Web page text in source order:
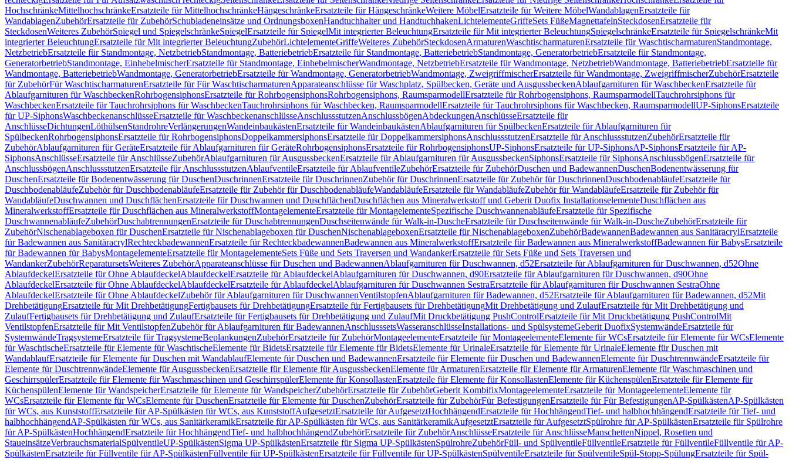
HochschränkeMittelhochschränkeErsatzteile für MittelhochschränkeHängeschränkeErsatzteile für HängeschränkeWeitere MöbelErsatzteile für Weitere MöbelWandablagenErsatzteile für
WandablagenZubehörErsatzteile für ZubehörSchubladeneinsätze und OrdnungsboxenHandtuchhalter und HandtuchhakenLichtelementeGriffeSets FüßeMagnettafelnSteckdosenErsatzteile für
SteckdosenWeiteres ZubehörSpiegel und SpiegelschränkeSpiegelErsatzteile für SpiegelMit integrierter BeleuchtungErsatzteile für Mit integrierter BeleuchtungSpiegelschränkeErsatzteile für SpiegelschränkeMit
integrierter BeleuchtungErsatzteile für Mit integrierter BeleuchtungZubehörLichtelementeGriffeWeiteres ZubehörSteckdosenArmaturenWaschtischarmaturenErsatzteile für WaschtischarmaturenStandmontage,
NetzbetriebErsatzteile für Standmontage, NetzbetriebStandmontage, BatteriebetriebErsatzteile für Standmontage, BatteriebetriebStandmontage, GeneratorbetriebErsatzteile für Standmontage,
GeneratorbetriebStandmontage, EinhebelmischerErsatzteile für Standmontage, EinhebelmischerWandmontage, NetzbetriebErsatzteile für Wandmontage, NetzbetriebWandmontage, BatteriebetriebErsatzteile für
Wandmontage, BatteriebetriebWandmontage, GeneratorbetriebErsatzteile für Wandmontage, GeneratorbetriebWandmontage, ZweigriffmischerErsatzteile für Wandmontage, ZweigriffmischerZubehörErsatzteile
für ZubehörFür WaschtischarmaturenErsatzteile für Für WaschtischarmaturenApparateanschlüsse für Waschplatz, Spülbecken, Geräte und AusgussbeckenAblaufgarnituren für WaschbeckenErsatzteile für
Ablaufgarnituren für WaschbeckenRohrbogensiphonsErsatzteile für RohrbogensiphonsRohrbogensiphons, RaumsparmodellErsatzteile für Rohrbogensiphons, RaumsparmodellTauchrohrsiphons für
WaschbeckenErsatzteile für Tauchrohrsiphons für WaschbeckenTauchrohrsiphons für Waschbecken, RaumsparmodellErsatzteile für Tauchrohrsiphons für Waschbecken, RaumsparmodellUP-SiphonsErsatzteile
für UP-SiphonsWaschbeckenanschlüsseErsatzteile für WaschbeckenanschlüsseAnschlussstutzenAnschlussbögenAbdeckungenAnschlüsseErsatzteile für
AnschlüsseDichtungenLöthülsenStandrohreVerlängerungenWandeinbaukästenErsatzteile für WandeinbaukästenAblaufgarnituren für SpülbeckenErsatzteile für Ablaufgarnituren für
SpülbeckenRohrbogensiphonsErsatzteile für RohrbogensiphonsDoppelkammersiphonsErsatzteile für DoppelkammersiphonsAnschlussstutzenErsatzteile für AnschlussstutzenZubehörErsatzteile für
ZubehörAblaufgarnituren für GeräteErsatzteile für Ablaufgarnituren für GeräteRohrbogensiphonsErsatzteile für RohrbogensiphonsUP-SiphonsErsatzteile für UP-SiphonsAP-SiphonsErsatzteile für AP-
SiphonsAnschlüsseErsatzteile für AnschlüsseZubehörAblaufgarnituren für AusgussbeckenErsatzteile für Ablaufgarnituren für AusgussbeckenSiphonsErsatzteile für SiphonsAnschlussbögenErsatzteile für
AnschlussbögenAnschlussstutzenErsatzteile für AnschlussstutzenAblaufventileErsatzteile für AblaufventileZubehörErsatzteile für ZubehörDuschen und BadewannenDuschenBodenentwässerung für
DuschenErsatzteile für Bodenentwässerung für DuschenDuschrinnenErsatzteile für DuschrinnenZubehör für DuschrinnenErsatzteile für Zubehör für DuschrinnenDuschbodenabläufeErsatzteile für
DuschbodenabläufeZubehör für DuschbodenabläufeErsatzteile für Zubehör für DuschbodenabläufeWandabläufeErsatzteile für WandabläufeZubehör für WandabläufeErsatzteile für Zubehör für
WandabläufeDuschwannen und DuschflächenErsatzteile für Duschwannen und DuschflächenDuschflächen aus Mineralwerkstoff und Geberit Duofix InstallationselementeDuschflächen aus
MineralwerkstoffErsatzteile für Duschflächen aus MineralwerkstoffMontagelementeErsatzteile für MontagelementeSpezifische DuschwannenabläufeErsatzteile für Spezifische
DuschwannenabläufeZubehörDuschabtrennungenErsatzteile für DuschabtrennungenDuschseitenwände für Walk-in-DuscheErsatzteile für Duschseitenwände für Walk-in-DuscheZubehörErsatzteile für
ZubehörNischenablageboxen für DuschenErsatzteile für Nischenablageboxen für DuschenNischenablageboxenErsatzteile für NischenablageboxenZubehörBadewannenBadewannen aus SanitäracrylErsatzteile
für Badewannen aus SanitäracrylRechteckbadewannenErsatzteile für RechteckbadewannenBadewannen aus MineralwerkstoffErsatzteile für Badewannen aus MineralwerkstoffBadewannen für BabysErsatzteile
für Badewannen für BabysMontagelementeErsatzteile für MontagelementeSets Füße und Sets Traversen und WandankerErsatzteile für Sets Füße und Sets Traversen und
WandankerZubehörReparatursetsWeiteres ZubehörApparateanschlüsse für Duschen und BadewannenAblaufgarnituren für Duschwannen, d52Ersatzteile für Ablaufgarnituren für Duschwannen, d52Ohne
AblaufdeckelErsatzteile für Ohne AblaufdeckelAblaufdeckelErsatzteile für AblaufdeckelAblaufgarnituren für Duschwannen, d90Ersatzteile für Ablaufgarnituren für Duschwannen, d90Ohne
AblaufdeckelErsatzteile für Ohne AblaufdeckelAblaufdeckelErsatzteile für AblaufdeckelAblaufgarnituren für Duschwannen SestraErsatzteile für Ablaufgarnituren für Duschwannen SestraOhne
AblaufdeckelErsatzteile für Ohne AblaufdeckelZubehör für Ablaufgarnituren für DuschwannenVentilstopfenAblaufgarnituren für Badewannen, d52Ersatzteile für Ablaufgarnituren für Badewannen, d52Mit
DrehbetätigungErsatzteile für Mit DrehbetätigungFertigbausets für DrehbetätigungErsatzteile für Fertigbausets für DrehbetätigungMit Drehbetätigung und ZulaufErsatzteile für Mit Drehbetätigung und
ZulaufFertigbausets für Drehbetätigung und ZulaufErsatzteile für Fertigbausets für Drehbetätigung und ZulaufMit Druckbetätigung PushControlErsatzteile für Mit Druckbetätigung PushControlMit
VentilstopfenErsatzteile für Mit VentilstopfenZubehör für Ablaufgarnituren für BadewannenAnschlusssetsWasseranschlüsseInstallations- und SpülsystemeGeberit DuofixSystemwändeErsatzteile für
SystemwändeTragsystemeErsatzteile für TragsystemeBeplankungenZubehörErsatzteile für ZubehörMontageelementeErsatzteile für MontageelementeElemente für WCsErsatzteile für Elemente für WCsElemente
für WaschtischeErsatzteile für Elemente für WaschtischeElemente für BidetsErsatzteile für Elemente für BidetsElemente für UrinaleErsatzteile für Elemente für UrinaleElemente für Duschen mit
WandablaufErsatzteile für Elemente für Duschen mit WandablaufElemente für Duschen und BadewannenErsatzteile für Elemente für Duschen und BadewannenElemente für DuschtrennwändeErsatzteile für
Elemente für DuschtrennwändeElemente für AusgussbeckenErsatzteile für Elemente für AusgussbeckenElemente für ArmaturenErsatzteile für Elemente für ArmaturenElemente für Waschmaschinen und
GeschirrspülerErsatzteile für Elemente für Waschmaschinen und GeschirrspülerElemente für KonsollastenErsatzteile für Elemente für KonsollastenElemente für KüchenspülenErsatzteile für Elemente für
KüchenspülenElemente für WandspeicherErsatzteile für Elemente für WandspeicherZubehörErsatzteile für ZubehörGeberit KombifixMontageelementeErsatzteile für MontageelementeElemente für
WCsErsatzteile für Elemente für WCsElemente für DuschenErsatzteile für Elemente für DuschenZubehörErsatzteile für ZubehörFür BefestigungenErsatzteile für Für BefestigungenAP-SpülkästenAP-Spülkästen
für WCs, aus KunststoffErsatzteile für AP-Spülkästen für WCs, aus KunststoffAufgesetztErsatzteile für AufgesetztHochhängendErsatzteile für HochhängendTief- und halbhochhängendErsatzteile für Tief- und
halbhochhängendAP-Spülkästen für WCs, aus SanitärkeramikErsatzteile für AP-Spülkästen für WCs, aus SanitärkeramikAufgesetztErsatzteile für AufgesetztSpülrohre für AP-SpülkästenErsatzteile für Spülrohre
für AP-SpülkästenHochhängendErsatzteile für HochhängendTief- und halbhochhängendZubehörErsatzteile für ZubehörAnschlüsseErsatzteile für AnschlüsseManschettenNippel, Rosetten und
StaueinsätzeVerbrauchsmaterialSpülventileUP-SpülkästenSigma UP-SpülkästenErsatzteile für Sigma UP-SpülkästenSpülrohreZubehörFüll- und SpülventileFüllventileErsatzteile für FüllventileFüllventile für AP-
SpülkästenErsatzteile für Füllventile für AP-SpülkästenFüllventile für UP-SpülkästenErsatzteile für Füllventile für UP-SpülkästenSpülventileErsatzteile für SpülventileSpül-Stopp-SpülungErsatzteile für Spül-